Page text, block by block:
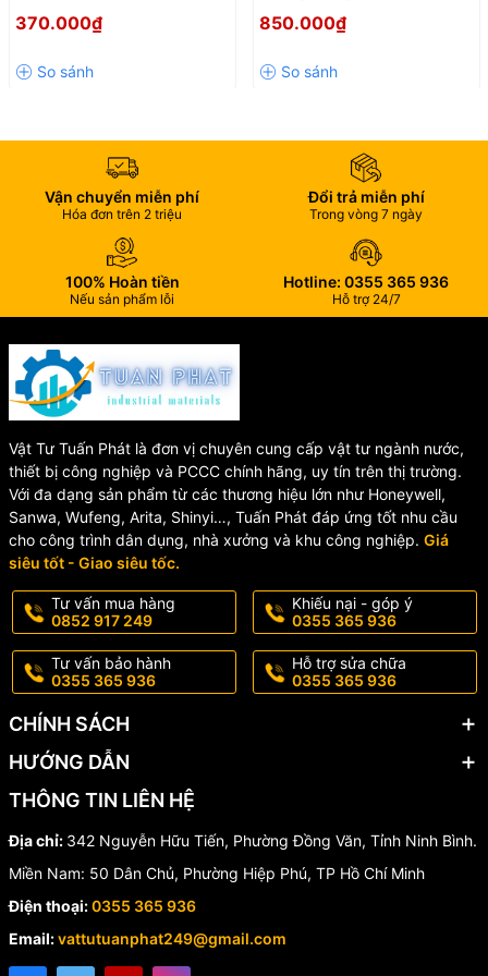
💎 Ưu Điểm Khi Lắp Đặt Vòi
Rửa Chén INAX SFV-800S
✔️ Chống gỉ sét, chống ăn mòn tốt
✔️ Phù hợp với đa số chậu rửa chén hiện nay
✔️ Độ bền cao, sử dụng lâu dài
⚠️ Hướng Dẫn Bảo Quản
🔸 Không sử dụng các chất tẩy rửa có tính axit mạnh để vệ sinh
sản phẩm.
🔸 Nên lau chùi bằng khăn mềm để giữ độ sáng bóng của lớp mạ
Crom/Niken.
🔸 Kiểm tra định kỳ các đầu nối cấp nước để đảm bảo vận hành
ổn định.
🛒 Mua Vòi Rửa Chén INAX
SFV-800S Chính Hãng Ở
Đâu?
Vòi rửa chén INAX SFV-800S nóng lạnhlà lựa chọn lý tưởng cho
những gia đình mong muốn sở hữu một thiết bị nhà bếp chất
lượng cao, bền đẹp và tiện nghi. Sản phẩm chính hãng với công
nghệ Nhật Bản, mang lại trải nghiệm sử dụng tối ưu và nâng cao
giá trị không gian bếp.
☎️ Liên hệ ngay để được tư vấn và nhận báo giá ưu đãi nhất!
Hotline/Zalo:
📦 Giao hàng toàn quốc – hỗ trợ nhanh chóng
Hiệu Quả, Bền Đẹp Theo Thời
370.000₫
Đẹp Cho Mọi Không Gian
850.000₫
Vận chuyển miễn phí
Hóa đơn trên 2 triệu
Đổi trả miễn phí
Trong vòng 7 ngày
100% Hoàn tiền
Nếu sản phẩm lỗi
Hotline: 0355 365 936
Hỗ trợ 24/7
Vật Tư Tuấn Phát là đơn vị chuyên cung cấp vật tư ngành nước,
thiết bị công nghiệp và PCCC chính hãng, uy tín trên thị trường.
Với đa dạng sản phẩm từ các thương hiệu lớn như Honeywell,
Sanwa, Wufeng, Arita, Shinyi…, Tuấn Phát đáp ứng tốt nhu cầu
cho công trình dân dụng, nhà xưởng và khu công nghiệp. Giá
siêu tốt - Giao siêu tốc.
Tư vấn mua hàng
0852 917 249
Khiếu nại - góp ý
0355 365 936
Tư vấn bảo hành
0355 365 936
Hỗ trợ sửa chữa
0355 365 936
CHÍNH SÁCH
HƯỚNG DẪN
THÔNG TIN LIÊN HỆ
Địa chỉ: 342 Nguyễn Hữu Tiến, Phường Đồng Văn, Tỉnh Ninh Bình.
Miền Nam: 50 Dân Chủ, Phường Hiệp Phú, TP Hồ Chí Minh
Điện thoại:0355 365 936
Email:vattutuanphat249@gmail.com